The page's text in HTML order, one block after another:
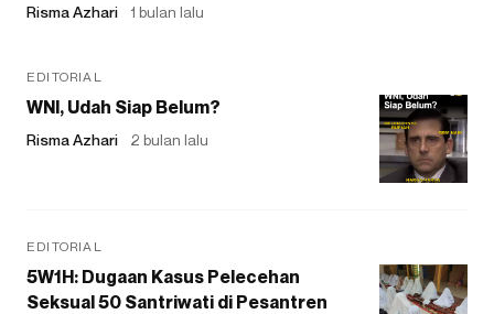
Risma Azhari 1 bulan lalu
EDITORIAL
WNI, Udah Siap Belum?
Risma Azhari 2 bulan lalu
EDITORIAL
5W1H: Dugaan Kasus Pelecehan
Seksual 50 Santriwati di Pesantren